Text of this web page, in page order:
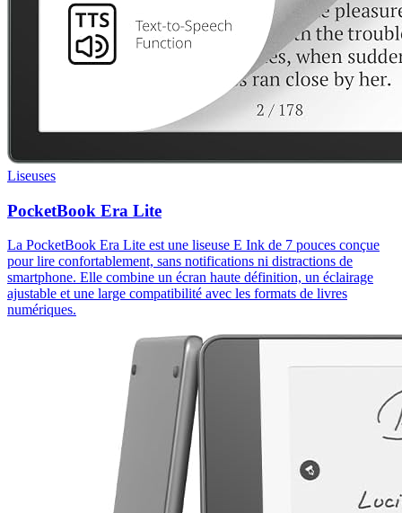
Liseuses
PocketBook Era Lite
La PocketBook Era Lite est une liseuse E Ink de 7 pouces conçue
pour lire confortablement, sans notifications ni distractions de
smartphone. Elle combine un écran haute définition, un éclairage
ajustable et une large compatibilité avec les formats de livres
numériques.